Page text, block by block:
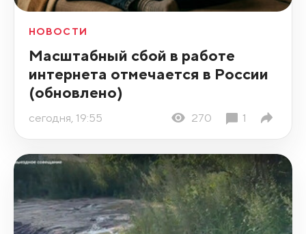
НОВОСТИ
Масштабный сбой в работе
интернета отмечается в России
(обновлено)
сегодня, 19:55 270 1